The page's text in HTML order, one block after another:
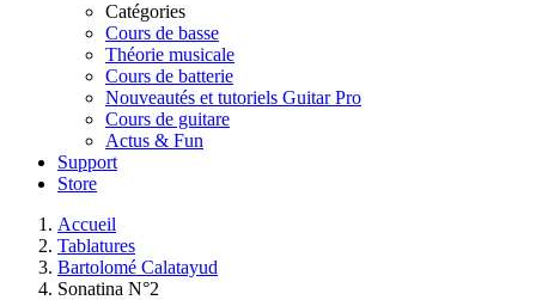
Catégories
Cours de basse
Théorie musicale
Cours de batterie
Nouveautés et tutoriels Guitar Pro
Cours de guitare
Actus & Fun
Support
Store
Accueil
Tablatures
Bartolomé Calatayud
Sonatina N°2